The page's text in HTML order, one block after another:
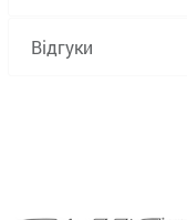
Відгуки